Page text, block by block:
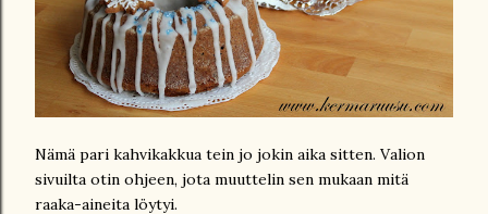
Nämä pari kahvikakkua tein jo jokin aika sitten. Valion
sivuilta otin ohjeen, jota muuttelin sen mukaan mitä
raaka-aineita löytyi.